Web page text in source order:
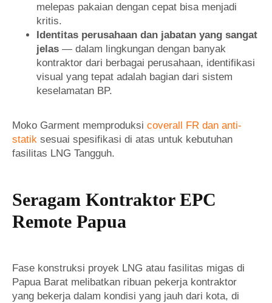
melepas pakaian dengan cepat bisa menjadi
kritis.
Identitas perusahaan dan jabatan yang sangat
jelas — dalam lingkungan dengan banyak
kontraktor dari berbagai perusahaan, identifikasi
visual yang tepat adalah bagian dari sistem
keselamatan BP.
Moko Garment memproduksi coverall FR dan anti-
statik sesuai spesifikasi di atas untuk kebutuhan
fasilitas LNG Tangguh.
Seragam Kontraktor EPC
Remote Papua
Fase konstruksi proyek LNG atau fasilitas migas di
Papua Barat melibatkan ribuan pekerja kontraktor
yang bekerja dalam kondisi yang jauh dari kota, di